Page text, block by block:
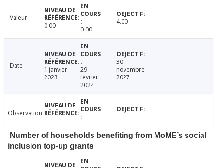
Valeur
0.00
0.00
4.00
Date
1 janvier
2023
29
février
2024
30
novembre
2027
Observation
Number of households benefiting from MoME’s social
inclusion top-up grants